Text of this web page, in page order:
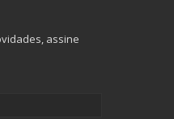
assine